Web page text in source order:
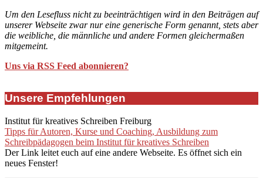
Um den Lesefluss nicht zu beeinträchtigen wird in den Beiträgen auf
unserer Webseite zwar nur eine generische Form genannt, stets aber
die weibliche, die männliche und andere Formen gleichermaßen
mitgemeint.
Uns via RSS Feed abonnieren?
Unsere Empfehlungen
Institut für kreatives Schreiben Freiburg
Tipps für Autoren, Kurse und Coaching, Ausbildung zum
Schreibpädagogen beim Institut für kreatives Schreiben
Der Link leitet euch auf eine andere Webseite. Es öffnet sich ein
neues Fenster!